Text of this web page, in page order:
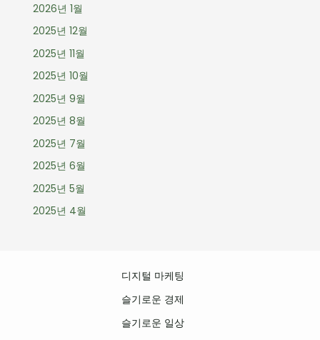
2026년 1월
2025년 12월
2025년 11월
2025년 10월
2025년 9월
2025년 8월
2025년 7월
2025년 6월
2025년 5월
2025년 4월
디지털 마케팅
슬기로운 경제
슬기로운 일상